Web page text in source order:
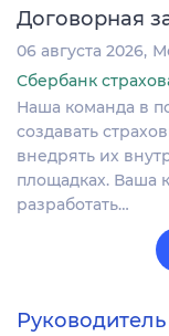
Договорная
06 августа 2026
Сбербанк
Наша команда в
создавать
внедрять их
площадках. Ваша
разработать…